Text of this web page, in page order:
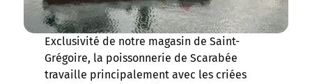
Exclusivité de notre magasin de Saint-
Grégoire, la poissonnerie de Scarabée
travaille principalement avec les criées